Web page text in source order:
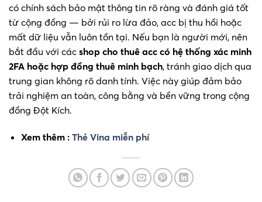
có chính sách bảo mật thông tin rõ ràng và đánh giá tốt
từ cộng đồng — bởi rủi ro lừa đảo, acc bị thu hồi hoặc
mất dữ liệu vẫn luôn tồn tại. Nếu bạn là người mới, nên
bắt đầu với các shop cho thuê acc có hệ thống xác minh
2FA hoặc hợp đồng thuê minh bạch, tránh giao dịch qua
trung gian không rõ danh tính. Việc này giúp đảm bảo
trải nghiệm an toàn, công bằng và bền vững trong cộng
đồng Đột Kích.
Xem thêm : Thẻ Vina miễn phí